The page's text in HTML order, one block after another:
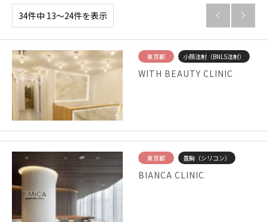
34件中 13〜24件を表示  
東京都 小顔注射（BNLS注射）
WITH BEAUTY CLINIC
東京都 豊胸（シリコン）
BIANCA CLINIC